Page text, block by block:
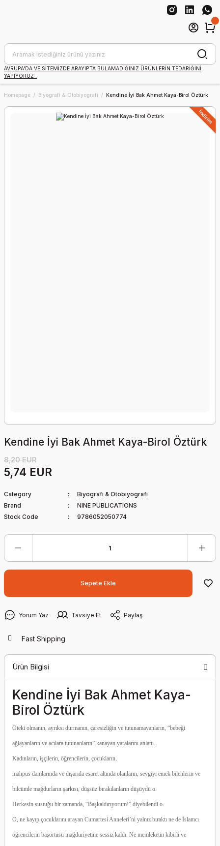
AVRUPA'DA VE SİTEMİZDE ARAYIPTA BULAMADIĞINIZ ÜRÜNLERİN TEDARİĞİNİ
YAPIYORUZ .
Homepage Biyografi & Otobiyografi Kendine İyi Bak Ahmet Kaya-Birol Öztürk
İndirim
Kendine İyi Bak Ahmet Kaya-Birol Öztürk
8,20 EUR
5,74 EUR
Category
Biyografi & Otobiyografi
Brand
NINE PUBLICATIONS
Stock Code
9786052050774
Sepete Ekle
Yorum Yaz Tavsiye Et Paylaş
Fast Shipping
Ürün Bilgisi
Kendine İyi Bak Ahmet Kaya-
Birol Öztürk
Öteki olmanın, ayrıksı durmanın, çaresizliğin ve tutunamayanların, “bebeği
ağlayanların ve acılara tutunanların” kanayan yaralarını anlattı.
Kadınların, işçilerin, öğrencilerin, çocukların,
mahpus damlarında ve dışarıda esaret altında olanların, sevgiyi emek bilenlerin ve
bilcümle mağdurların şarkısı, düşsüz bırakılanların düşüydü o.
Herkesin sustuğu bir zamanda, “Başkaldırıyorum!” diyebilendi o.
O, ne kayıp çocuklarını arayan Cumartesi Anneleri’ni yalnız bıraktı ne de İslamcı
öğrencilerin başörtüsü mağduriyetine sessiz kaldı. Ne memleketin kibirli ve